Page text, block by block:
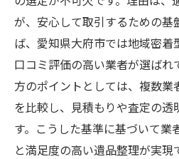
が、安心して取引するための基
ば、愛知県大府市では地域密着
口コミ評価の高い業者が選ばれ
方のポイントとしては、複数
を比較し、見積もりや査定の
す。こうした基準に基づいて業
と満足度の高い遺品整理が実現